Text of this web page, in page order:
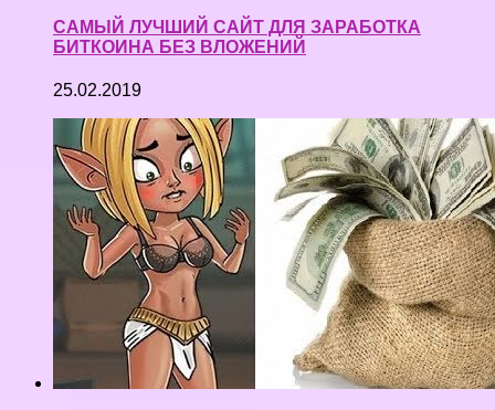
САМЫЙ ЛУЧШИЙ САЙТ ДЛЯ ЗАРАБОТКА
БИТКОИНА БЕЗ ВЛОЖЕНИЙ
25.02.2019